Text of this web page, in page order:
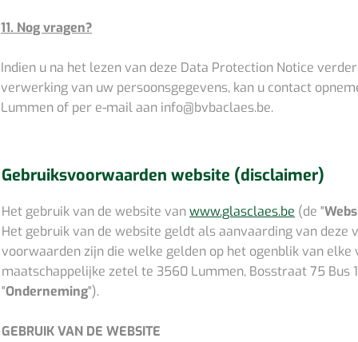
11. Nog vragen?
Indien u na het lezen van deze Data Protection Notice
verwerking van uw persoonsgegevens, kan u contact
Lummen of per e-mail aan info@bvbaclaes.be.
Gebruiksvoorwaarden website (disclaimer)
Het gebruik van de website vanwww.glasclaes.be (de "
Het gebruik van de website geldt als aanvaarding van
voorwaarden zijn die welke gelden op het ogenblik van elke
maatschappelijke zetel te 3560 Lummen, Bosstraat 75
"Onderneming").
GEBRUIK VAN DE WEBSITE